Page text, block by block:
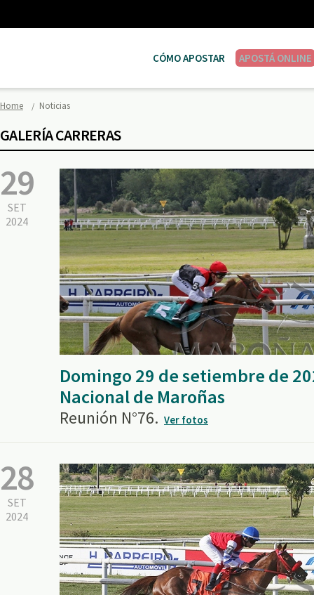
CÓMO APOSTAR APOSTÁ ONLINE
Home Noticias
GALERÍA CARRERAS
29
SET
2024
Domingo 29 de setiembre de
Nacional de Maroñas
Reunión N°76. Ver fotos
28
SET
2024